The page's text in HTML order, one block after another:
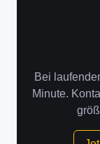
Bei
Minute.